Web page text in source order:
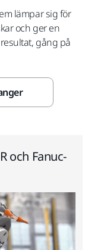
lämpar sig för
och ger en
gång på
och Fanuc-